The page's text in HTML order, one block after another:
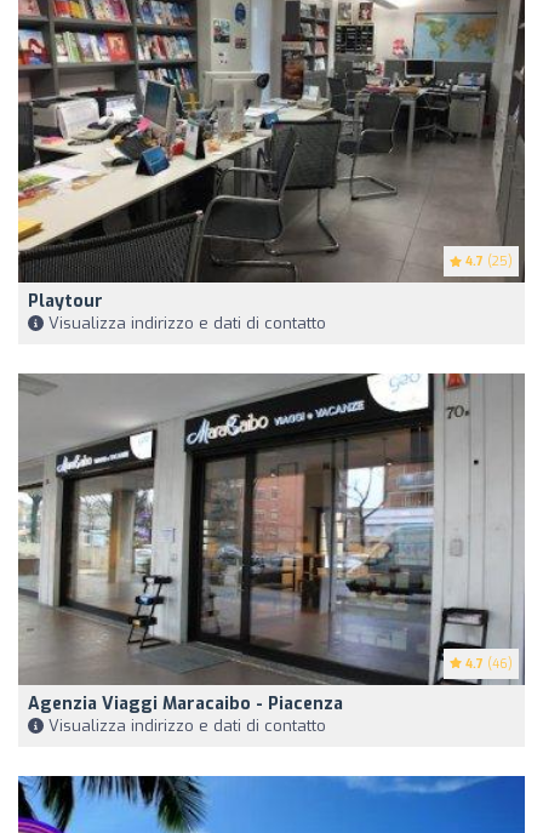
4.7 (25)
Playtour
Visualizza indirizzo e dati di contatto
4.7 (46)
Agenzia Viaggi Maracaibo - Piacenza
Visualizza indirizzo e dati di contatto